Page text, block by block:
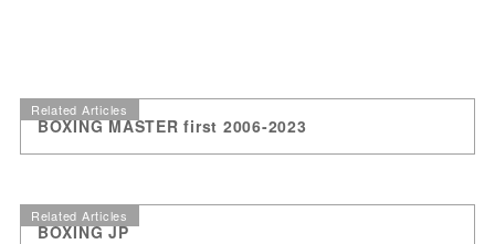
Related Articles
BOXING MASTER first 2006-2023
Related Articles
BOXING JP